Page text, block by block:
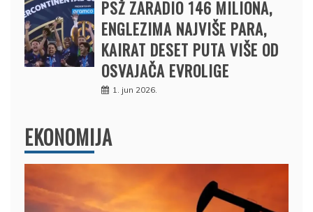
PSŽ ZARADIO 146 MILIONA,
ENGLEZIMA NAJVIŠE PARA,
KAIRAT DESET PUTA VIŠE OD
OSVAJAČA EVROLIGE
1. jun 2026.
EKONOMIJA